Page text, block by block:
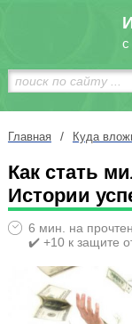
с
Главная / Куда
Как стать
Истории
6 мин. на
✔️ +10 к защите